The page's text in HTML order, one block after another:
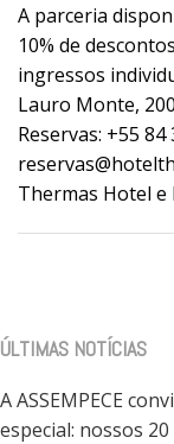
A parceria
10% de
ingressos
Lauro Monte,
Reservas: +55
Thermas Hotel e
ÚLTIMAS NOTÍCIAS
A ASSEMPECE
especial: nossos